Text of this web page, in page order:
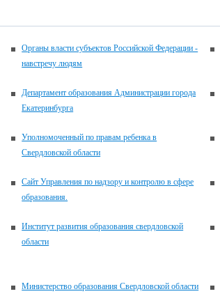
Органы власти субъектов Российской Федерации -
навстречу людям
Департамент образования Администрации города
Екатеринбурга
Уполномоченный по правам ребенка в
Свердловской области
Сайт Управления по надзору и контролю в сфере
образования.
Институт развития образования свердловской
области
Министерство образования Свердловской области